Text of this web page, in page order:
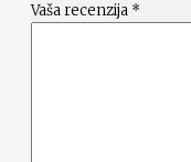
Vaša recenzija *